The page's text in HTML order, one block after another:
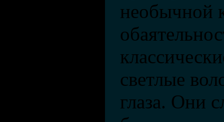
необычной
светлые
глаза. Они